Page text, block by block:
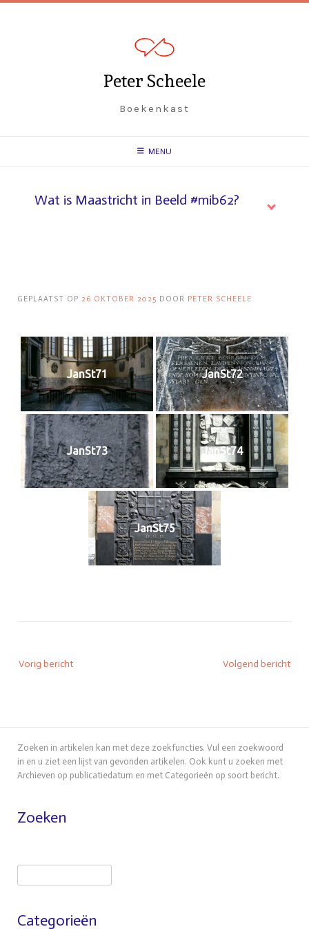
Spring
Peter Scheele
Boekenkast
MENU
Wat is Maastricht in Beeld #mib62?
GEPLAATST OP 26 OKTOBER 2025 DOOR PETER SCHEELE
JanSt71 JanSt72
JanSt73 JanSt74
JanSt75
navigatie
Vorig bericht Volgend bericht
Zoeken in artikelen kan met deze zoekfuncties. Vul een zoekwoord
in en u ziet een lijst van gevonden artikelen. Ook kunt u zoeken met
Archieven op publicatiedatum en met Categorieën op soort bericht.
Zoeken
Categorieën